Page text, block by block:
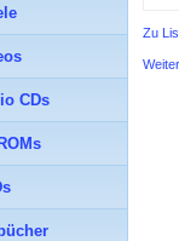
Zu
CDs